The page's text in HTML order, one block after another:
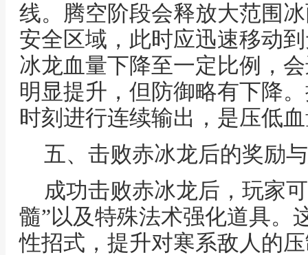
线。腾空阶段会释放大范围
安全区域，此时应迅速移动
冰龙血量下降至一定比例，
明显提升，但防御略有下降
时刻进行连续输出，是压低
五、击败赤冰龙后的奖励
成功击败赤冰龙后，玩家
髓”以及特殊法术强化道具。
性招式，提升对寒系敌人的